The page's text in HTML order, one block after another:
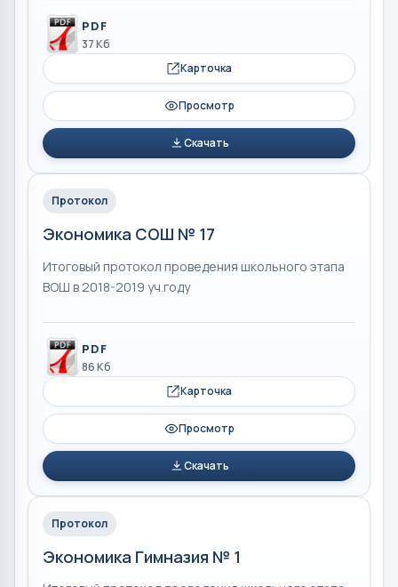
PDF
37 Кб
Карточка
Просмотр
Скачать
Протокол
Экономика СОШ № 17
Итоговый протокол проведения школьного этапа
ВОШ в 2018-2019 уч.году
PDF
86 Кб
Карточка
Просмотр
Скачать
Протокол
Экономика Гимназия № 1